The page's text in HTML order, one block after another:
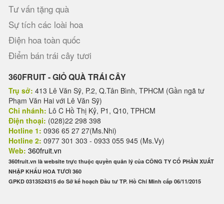
Tư vấn tặng quà
Sự tích các loài hoa
Điện hoa toàn quốc
Điểm bán trái cây tươi
360FRUIT - GIỎ QUÀ TRÁI CÂY
Trụ sở: 413 Lê Văn Sỹ, P.2, Q.Tân Bình, TPHCM (Gần ngã tư
Phạm Văn Hai với Lê Văn Sỹ)
Chi nhánh: Lô C Hồ Thị Kỷ, P1, Q10, TPHCM
Điện thoại: (028)22 298 398
Hotline 1: 0936 65 27 27(Ms.Nhi)
Hotline 2: 0977 301 303 - 0933 055 945 (Ms.Vy)
Web: 360fruit.vn
360fruit.vn là website trực thuộc quyền quản lý của CÔNG TY CỔ PHẦN XUẤT
NHẬP KHẨU HOA TƯƠI 360
GPKD 0313524315 do Sở kế hoạch Đầu tư TP. Hồ Chí Minh cấp 06/11/2015